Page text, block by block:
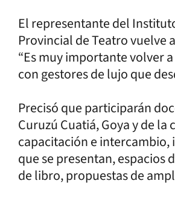
El representante del
Provincial de Teatro vuelve
“Es muy importante volver
con gestores de lujo que
Precisó que participarán
Curuzú Cuatiá, Goya y de
capacitación e
que se presentan, espacios
de libro, propuestas de